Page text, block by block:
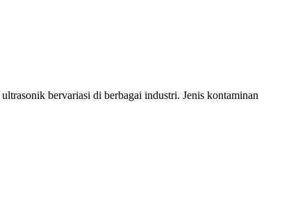
bervariasi di berbagai industri. Jenis kontaminan